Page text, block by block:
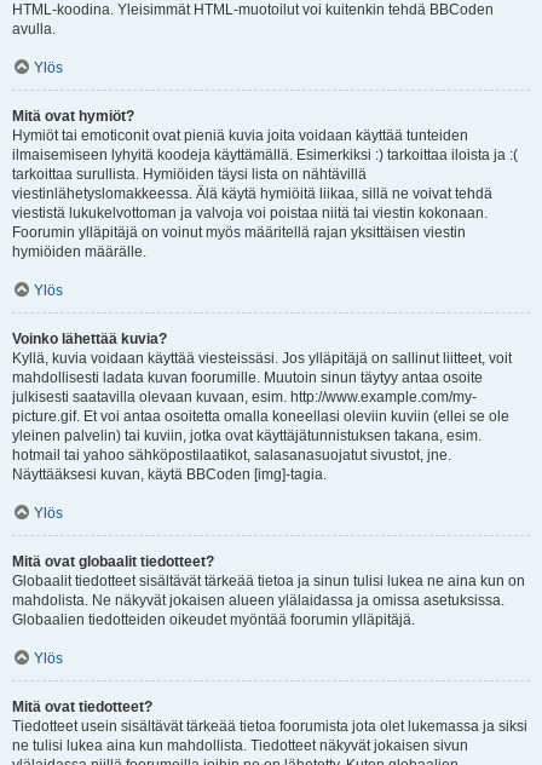
HTML-koodina. Yleisimmät HTML-muotoilut voi kuitenkin tehdä BBCoden
avulla.
Ylös
Mitä ovat hymiöt?
Hymiöt tai emoticonit ovat pieniä kuvia joita voidaan käyttää tunteiden
ilmaisemiseen lyhyitä koodeja käyttämällä. Esimerkiksi :) tarkoittaa iloista ja :(
tarkoittaa surullista. Hymiöiden täysi lista on nähtävillä
viestinlähetyslomakkeessa. Älä käytä hymiöitä liikaa, sillä ne voivat tehdä
viestistä lukukelvottoman ja valvoja voi poistaa niitä tai viestin kokonaan.
Foorumin ylläpitäjä on voinut myös määritellä rajan yksittäisen viestin
hymiöiden määrälle.
Ylös
Voinko lähettää kuvia?
Kyllä, kuvia voidaan käyttää viesteissäsi. Jos ylläpitäjä on sallinut liitteet, voit
mahdollisesti ladata kuvan foorumille. Muutoin sinun täytyy antaa osoite
julkisesti saatavilla olevaan kuvaan, esim. http://www.example.com/my-
picture.gif. Et voi antaa osoitetta omalla koneellasi oleviin kuviin (ellei se ole
yleinen palvelin) tai kuviin, jotka ovat käyttäjätunnistuksen takana, esim.
hotmail tai yahoo sähköpostilaatikot, salasanasuojatut sivustot, jne.
Näyttääksesi kuvan, käytä BBCoden [img]-tagia.
Ylös
Mitä ovat globaalit tiedotteet?
Globaalit tiedotteet sisältävät tärkeää tietoa ja sinun tulisi lukea ne aina kun on
mahdolista. Ne näkyvät jokaisen alueen ylälaidassa ja omissa asetuksissa.
Globaalien tiedotteiden oikeudet myöntää foorumin ylläpitäjä.
Ylös
Mitä ovat tiedotteet?
Tiedotteet usein sisältävät tärkeää tietoa foorumista jota olet lukemassa ja siksi
ne tulisi lukea aina kun mahdollista. Tiedotteet näkyvät jokaisen sivun